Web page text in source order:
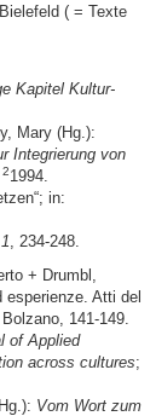
( = Texte
Kapitel Kultur-
Mary (Hg.):
Integrierung von
21994.
in:
, 234-248.
+ Drumbl,
esperienze. Atti del
141-149.
of Applied
across cultures;
Vom Wort zum